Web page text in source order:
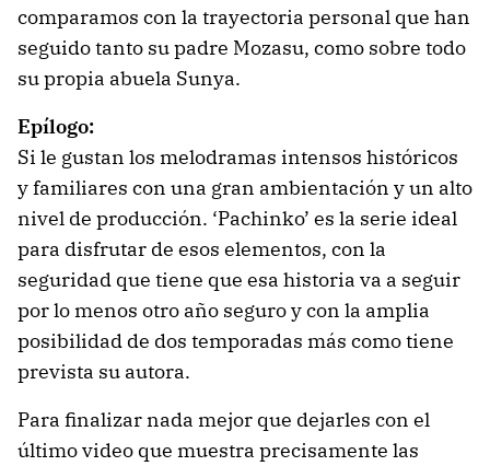
comparamos con la trayectoria personal que han
seguido tanto su padre Mozasu, como sobre todo
su propia abuela Sunya.
Epílogo:
Si le gustan los melodramas intensos históricos
y familiares con una gran ambientación y un alto
nivel de producción. ‘Pachinko’ es la serie ideal
para disfrutar de esos elementos, con la
seguridad que tiene que esa historia va a seguir
por lo menos otro año seguro y con la amplia
posibilidad de dos temporadas más como tiene
prevista su autora.
Para finalizar nada mejor que dejarles con el
último video que muestra precisamente las